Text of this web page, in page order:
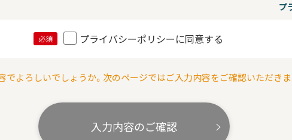
プ
必須 プライバシーポリシーに同意する
でよろしいでしょうか。次のページではご入力内容をご確認いただきま
入力内容のご確認